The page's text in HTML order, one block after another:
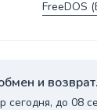
FreeDOS
и возврат.
сегодня, до 08